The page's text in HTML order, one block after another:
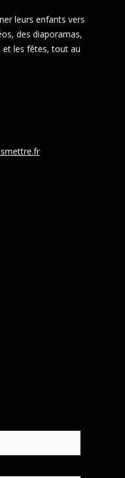
leurs enfants vers
des diaporamas,
et les fêtes, tout au